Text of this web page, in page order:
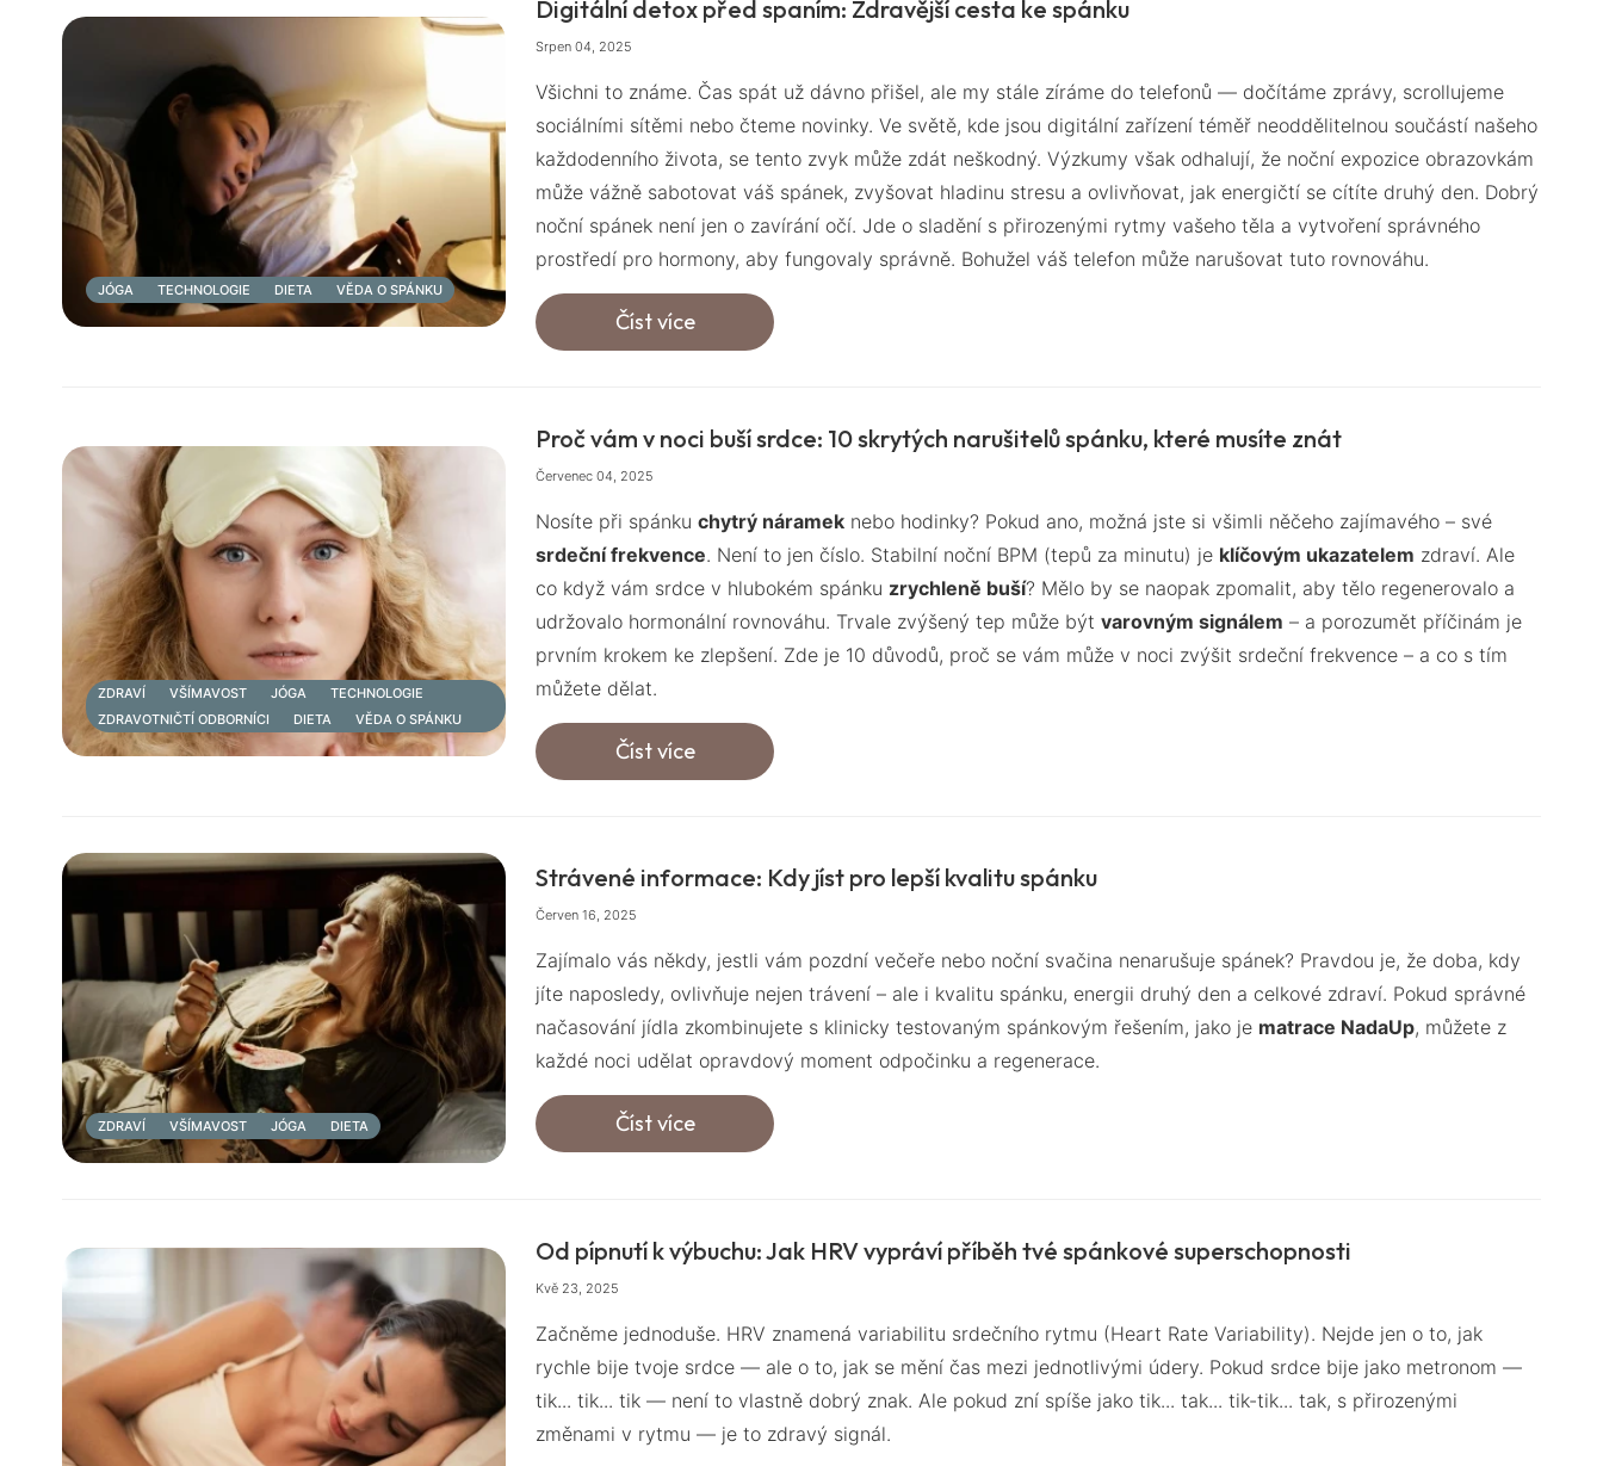
JÓGA TECHNOLOGIE DIETA VĚDA O SPÁNKU
Digitální detox před spaním: Zdravější cesta ke spánku
Srpen 04, 2025
Všichni to známe. Čas spát už dávno přišel, ale my stále zíráme do telefonů — dočítáme zprávy, scrollujeme
sociálními sítěmi nebo čteme novinky. Ve světě, kde jsou digitální zařízení téměř neoddělitelnou součástí našeho
každodenního života, se tento zvyk může zdát neškodný. Výzkumy však odhalují, že noční expozice obrazovkám
může vážně sabotovat váš spánek, zvyšovat hladinu stresu a ovlivňovat, jak energičtí se cítíte druhý den. Dobrý
noční spánek není jen o zavírání očí. Jde o sladění s přirozenými rytmy vašeho těla a vytvoření správného
prostředí pro hormony, aby fungovaly správně. Bohužel váš telefon může narušovat tuto rovnováhu.
Číst více
ZDRAVÍ VŠÍMAVOST JÓGA
TECHNOLOGIE
ZDRAVOTNIČTÍ ODBORNÍCI
DIETA VĚDA O SPÁNKU
Proč vám v noci buší srdce: 10 skrytých narušitelů spánku, které musíte znát
Červenec 04, 2025
Nosíte při spánku chytrý náramek nebo hodinky? Pokud ano, možná jste si všimli něčeho zajímavého – své
srdeční frekvence. Není to jen číslo. Stabilní noční BPM (tepů za minutu) je klíčovým ukazatelem zdraví. Ale
co když vám srdce v hlubokém spánku zrychleně buší? Mělo by se naopak zpomalit, aby tělo regenerovalo a
udržovalo hormonální rovnováhu. Trvale zvýšený tep může být varovným signálem – a porozumět příčinám je
prvním krokem ke zlepšení. Zde je 10 důvodů, proč se vám může v noci zvýšit srdeční frekvence – a co s tím
můžete dělat.
Číst více
ZDRAVÍ VŠÍMAVOST JÓGA DIETA
Strávené informace: Kdy jíst pro lepší kvalitu spánku
Červen 16, 2025
Zajímalo vás někdy, jestli vám pozdní večeře nebo noční svačina nenarušuje spánek? Pravdou je, že doba, kdy
jíte naposledy, ovlivňuje nejen trávení – ale i kvalitu spánku, energii druhý den a celkové zdraví. Pokud správné
načasování jídla zkombinujete s klinicky testovaným spánkovým řešením, jako je matrace NadaUp, můžete z
každé noci udělat opravdový moment odpočinku a regenerace.
Číst více
Od pípnutí k výbuchu: Jak HRV vypráví příběh tvé spánkové superschopnosti
Kvě 23, 2025
Začněme jednoduše. HRV znamená variabilitu srdečního rytmu (Heart Rate Variability). Nejde jen o to, jak
rychle bije tvoje srdce — ale o to, jak se mění čas mezi jednotlivými údery. Pokud srdce bije jako metronom —
tik... tik... tik — není to vlastně dobrý znak. Ale pokud zní spíše jako tik... tak... tik-tik... tak, s přirozenými
změnami v rytmu — je to zdravý signál.